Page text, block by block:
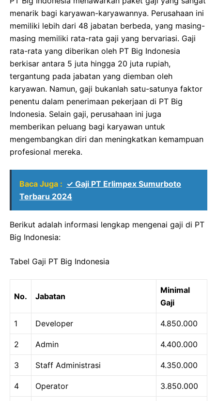
menarik bagi karyawan-karyawannya. Perusahaan ini
memiliki lebih dari 48 jabatan berbeda, yang masing-
masing memiliki rata-rata gaji yang bervariasi. Gaji
rata-rata yang diberikan oleh PT Big Indonesia
berkisar antara 5 juta hingga 20 juta rupiah,
tergantung pada jabatan yang diemban oleh
karyawan. Namun, gaji bukanlah satu-satunya faktor
penentu dalam penerimaan pekerjaan di PT Big
Indonesia. Selain gaji, perusahaan ini juga
memberikan peluang bagi karyawan untuk
mengembangkan diri dan meningkatkan kemampuan
profesional mereka.
Baca Juga : ✓ Gaji PT Erlimpex Sumurboto
Terbaru 2024
Berikut adalah informasi lengkap mengenai gaji di PT
Big Indonesia:
Tabel Gaji PT Big Indonesia
No. Jabatan
Minimal
Gaji
1 Developer 4.850.000
2 Admin 4.400.000
3 Staff Administrasi 4.350.000
4 Operator 3.850.000